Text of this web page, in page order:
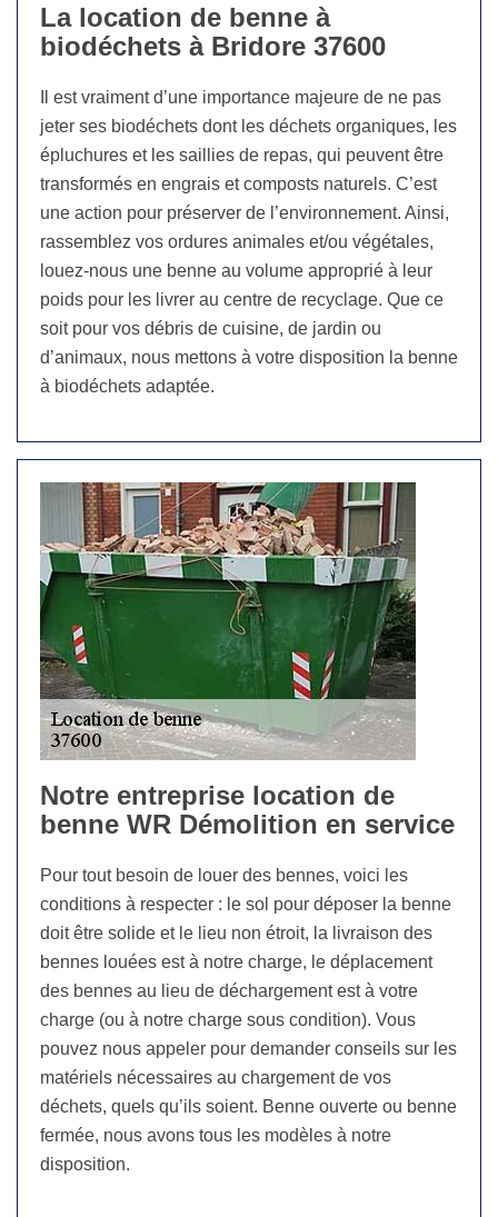
La location de benne à
biodéchets à Bridore 37600
Il est vraiment d’une importance majeure de ne pas
jeter ses biodéchets dont les déchets organiques, les
épluchures et les saillies de repas, qui peuvent être
transformés en engrais et composts naturels. C’est
une action pour préserver de l’environnement. Ainsi,
rassemblez vos ordures animales et/ou végétales,
louez-nous une benne au volume approprié à leur
poids pour les livrer au centre de recyclage. Que ce
soit pour vos débris de cuisine, de jardin ou
d’animaux, nous mettons à votre disposition la benne
à biodéchets adaptée.
Notre entreprise location de
benne WR Démolition en service
Pour tout besoin de louer des bennes, voici les
conditions à respecter : le sol pour déposer la benne
doit être solide et le lieu non étroit, la livraison des
bennes louées est à notre charge, le déplacement
des bennes au lieu de déchargement est à votre
charge (ou à notre charge sous condition). Vous
pouvez nous appeler pour demander conseils sur les
matériels nécessaires au chargement de vos
déchets, quels qu’ils soient. Benne ouverte ou benne
fermée, nous avons tous les modèles à notre
disposition.